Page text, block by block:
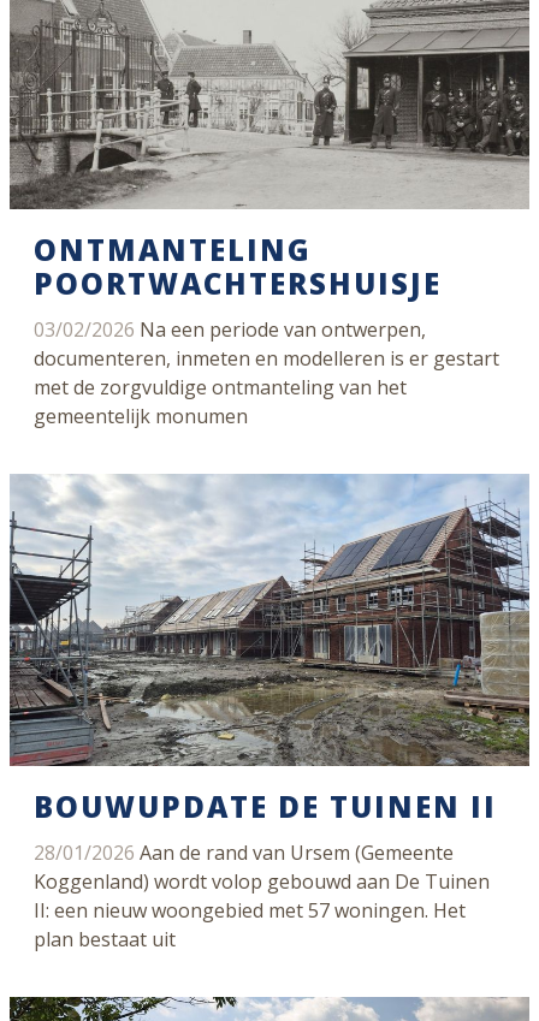
ONTMANTELING
POORTWACHTERSHUISJE
03/02/2026 Na een periode van ontwerpen,
documenteren, inmeten en modelleren is er gestart
met de zorgvuldige ontmanteling van het
gemeentelijk monumen
BOUWUPDATE DE TUINEN II
28/01/2026 Aan de rand van Ursem (Gemeente
Koggenland) wordt volop gebouwd aan De Tuinen
II: een nieuw woongebied met 57 woningen. Het
plan bestaat uit